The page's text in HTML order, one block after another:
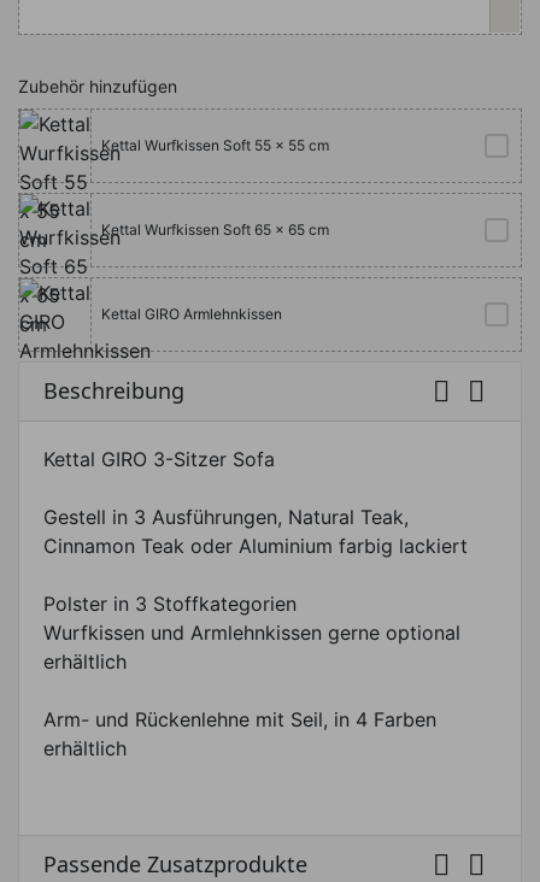
Zubehör hinzufügen
Kettal Wurfkissen Soft 55 x 55 cm
Kettal Wurfkissen Soft 65 x 65 cm
Kettal GIRO Armlehnkissen
Beschreibung  
Kettal GIRO 3-Sitzer Sofa
Gestell in 3 Ausführungen, Natural Teak,
Cinnamon Teak oder Aluminium farbig lackiert
Polster in 3 Stoffkategorien
Wurfkissen und Armlehnkissen gerne optional
erhältlich
Arm- und Rückenlehne mit Seil, in 4 Farben
erhältlich
Passende Zusatzprodukte  